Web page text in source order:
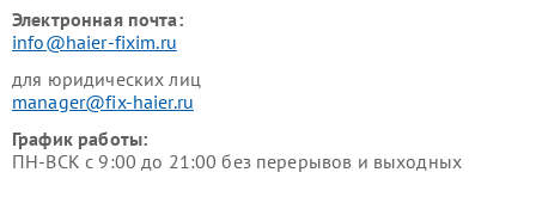
Электронная почта:
info@haier-fixim.ru
для юридических лиц
manager@fix-haier.ru
График работы:
ПН-ВСК с 9:00 до 21:00 без перерывов и выходных